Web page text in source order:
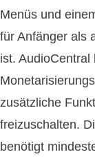
Menüs und
für Anfänger als
ist.
zusätzliche
freizuschalten.
benötigt